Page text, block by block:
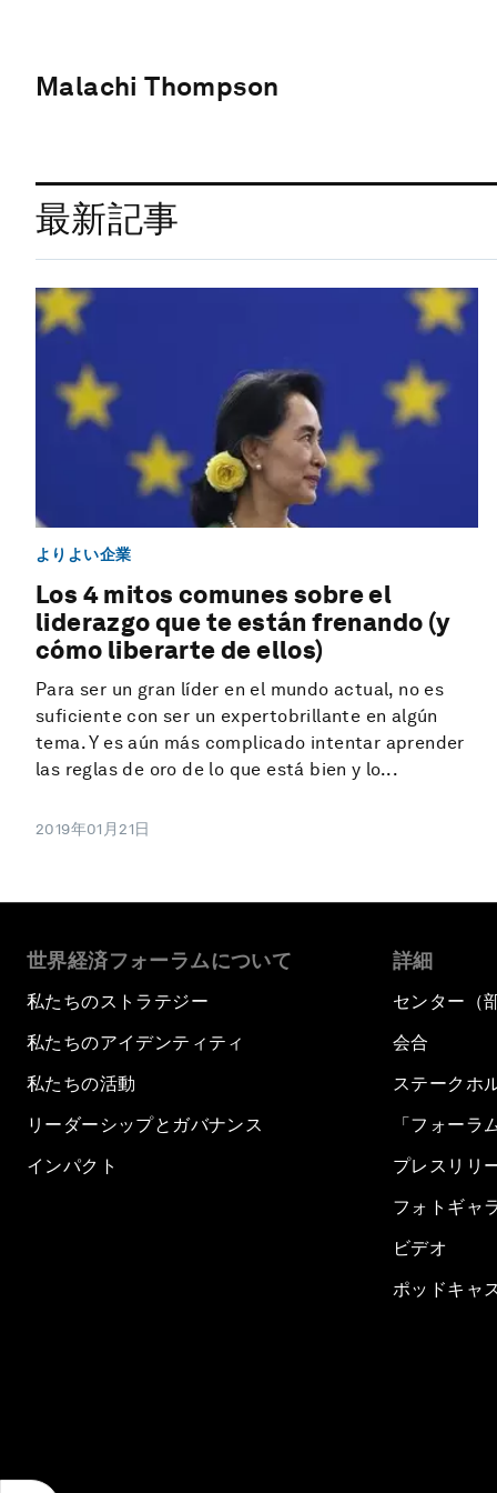
Malachi Thompson
最新記事
よりよい企業
Los 4 mitos comunes sobre el
liderazgo que te están frenando (y
cómo liberarte de ellos)
Para ser un gran líder en el mundo actual, no es
suficiente con ser un expertobrillante en algún
tema. Y es aún más complicado intentar aprender
las reglas de oro de lo que está bien y lo...
2019年01月21日
世界経済フォーラムについて
私たちのストラテジー
私たちのアイデンティティ
私たちの活動
リーダーシップとガバナンス
インパクト
詳細
センター（
会合
ステークホ
「フォーラ
プレスリリ
フォトギャ
ビデオ
ポッドキャ